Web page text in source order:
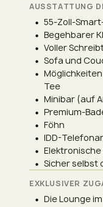
AUSSTATTUNG
55-Zoll-
Begehbarer
Voller
Sofa und
Tee
Minibar (auf
Premium-
Föhn
IDD-
Sicher selbst
EXKLUSIVER
Die Lounge